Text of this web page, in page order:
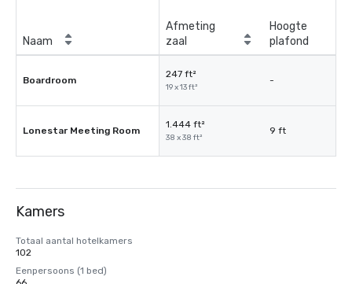
Naam
Afmeting
zaal
Hoogte
plafond
Boardroom
247 ft²
19 x 13 ft²
-
Lonestar Meeting Room
1.444 ft²
38 x 38 ft²
9 ft
Kamers
Totaal aantal hotelkamers
102
Eenpersoons (1 bed)